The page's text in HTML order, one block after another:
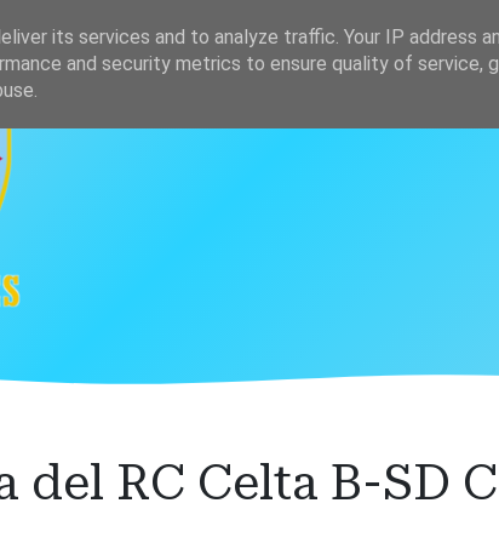
Clasificación
del RC Celta B-SD
its services and to analyze traffic. Your IP address
and security metrics to ensure quality of service,